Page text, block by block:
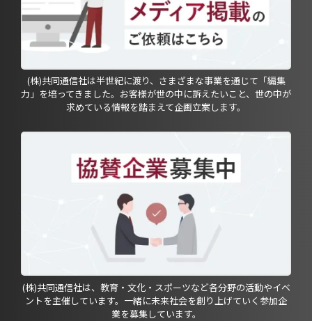
(株)共同通信社は半世紀に渡り、さまざまな事業を通じて「編集
力」を培ってきました。お客様が世の中に訴えたいこと、世の中が
求めている情報を踏まえて企画立案します。
(株)共同通信社は、教育・文化・スポーツなど各分野の活動やイベ
ントを主催しています。一緒に未来社会を創り上げていく参加企
業を募集しています。